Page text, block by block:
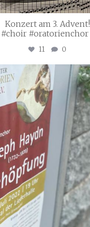
Konzert am 3. Advent!
#choir #oratorienchor
11 0
stuttgarter_oratorienchor
Juli 23